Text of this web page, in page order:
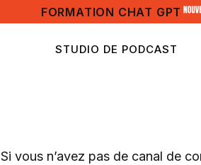
FORMATION CHAT GPT
STUDIO DE PODCAST
Si vous n’avez pas de canal de